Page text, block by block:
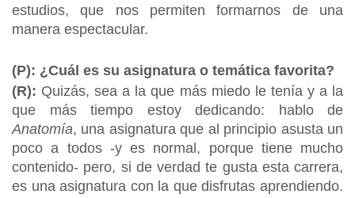
estudios, que nos permiten formarnos de una
manera espectacular.
(P): ¿Cuál es su asignatura o temática favorita?
(R): Quizás, sea a la que más miedo le tenía y a la
que más tiempo estoy dedicando: hablo de
Anatomía, una asignatura que al principio asusta un
poco a todos -y es normal, porque tiene mucho
contenido- pero, si de verdad te gusta esta carrera,
es una asignatura con la que disfrutas aprendiendo.